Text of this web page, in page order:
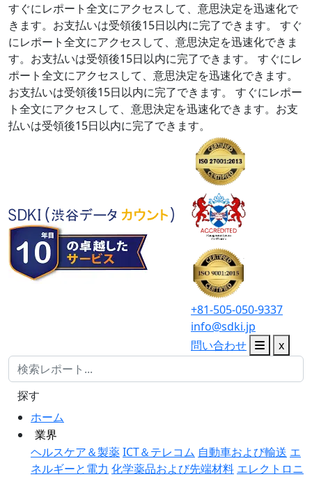
すぐにレポート全文にアクセスして、意思決定を迅速化で
きます。お支払いは受領後15日以内に完了できます。
すぐ
にレポート全文にアクセスして、意思決定を迅速化できま
す。お支払いは受領後15日以内に完了できます。
すぐにレ
ポート全文にアクセスして、意思決定を迅速化できます。
お支払いは受領後15日以内に完了できます。
すぐにレポー
ト全文にアクセスして、意思決定を迅速化できます。お支
払いは受領後15日以内に完了できます。
+81-505-050-9337
info@sdki.jp
問い合わせ
x
ホーム
業界
ヘルスケア＆製薬ICT＆テレコム 自動車および輸送 エ
ネルギーと電力 化学薬品および先端材料 エレクトロニ
探す